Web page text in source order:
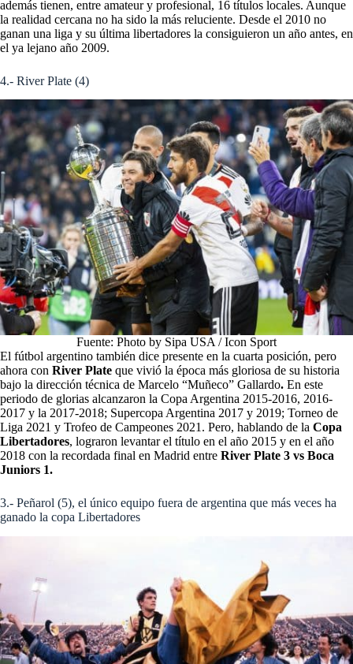
además tienen, entre amateur y profesional, 16 títulos locales. Aunque
la realidad cercana no ha sido la más reluciente. Desde el 2010 no
ganan una liga y su última libertadores la consiguieron un año antes, en
el ya lejano año 2009.
4.- River Plate (4)
Fuente: Photo by Sipa USA / Icon Sport
El fútbol argentino también dice presente en la cuarta posición, pero
ahora con River Plate que vivió la época más gloriosa de su historia
bajo la dirección técnica de Marcelo “Muñeco” Gallardo. En este
periodo de glorias alcanzaron la Copa Argentina 2015-2016, 2016-
2017 y la 2017-2018; Supercopa Argentina 2017 y 2019; Torneo de
Liga 2021 y Trofeo de Campeones 2021. Pero, hablando de la Copa
Libertadores, lograron levantar el título en el año 2015 y en el año
2018 con la recordada final en Madrid entre River Plate 3 vs Boca
Juniors 1.
3.- Peñarol (5), el único equipo fuera de argentina que más veces ha
ganado la copa Libertadores